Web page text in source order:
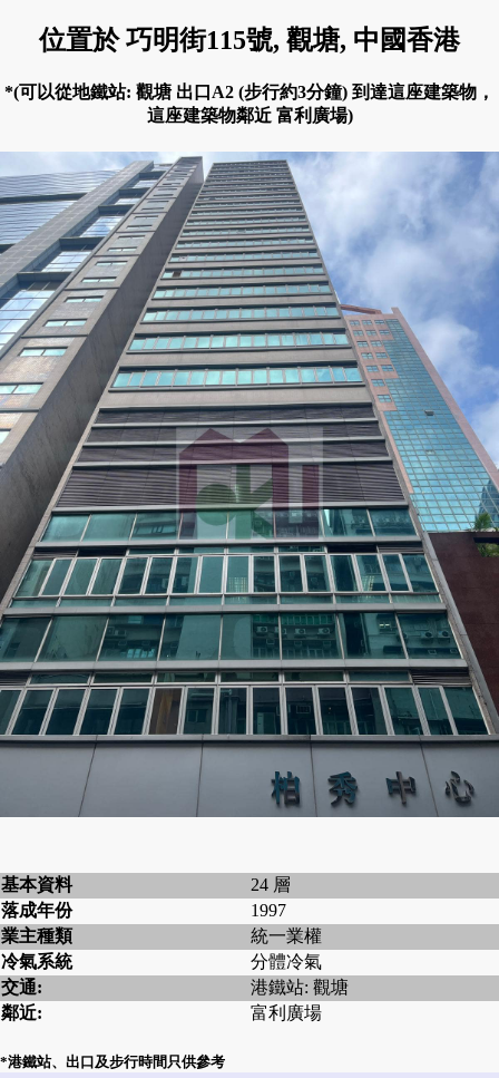
位置於 巧明街115號, 觀塘, 中國香港
*(可以從地鐵站: 觀塘 出口A2 (步行約3分鐘) 到達這座建築物，
這座建築物鄰近 富利廣場)
基本資料
24 層
落成年份
1997
業主種類
統一業權
冷氣系統
分體冷氣
交通:
港鐵站: 觀塘
鄰近:
富利廣場
*港鐵站、出口及步行時間只供參考